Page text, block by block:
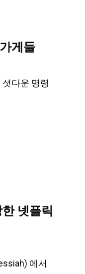
게들
다운 명령
넷플릭
에서